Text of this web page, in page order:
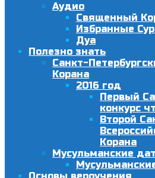
Аудио
Священный
Избранные
Дуа
Полезно знать
Санкт-
Корана
2016 год
Первый
конкурс
Второй
Корана
Мусульманские